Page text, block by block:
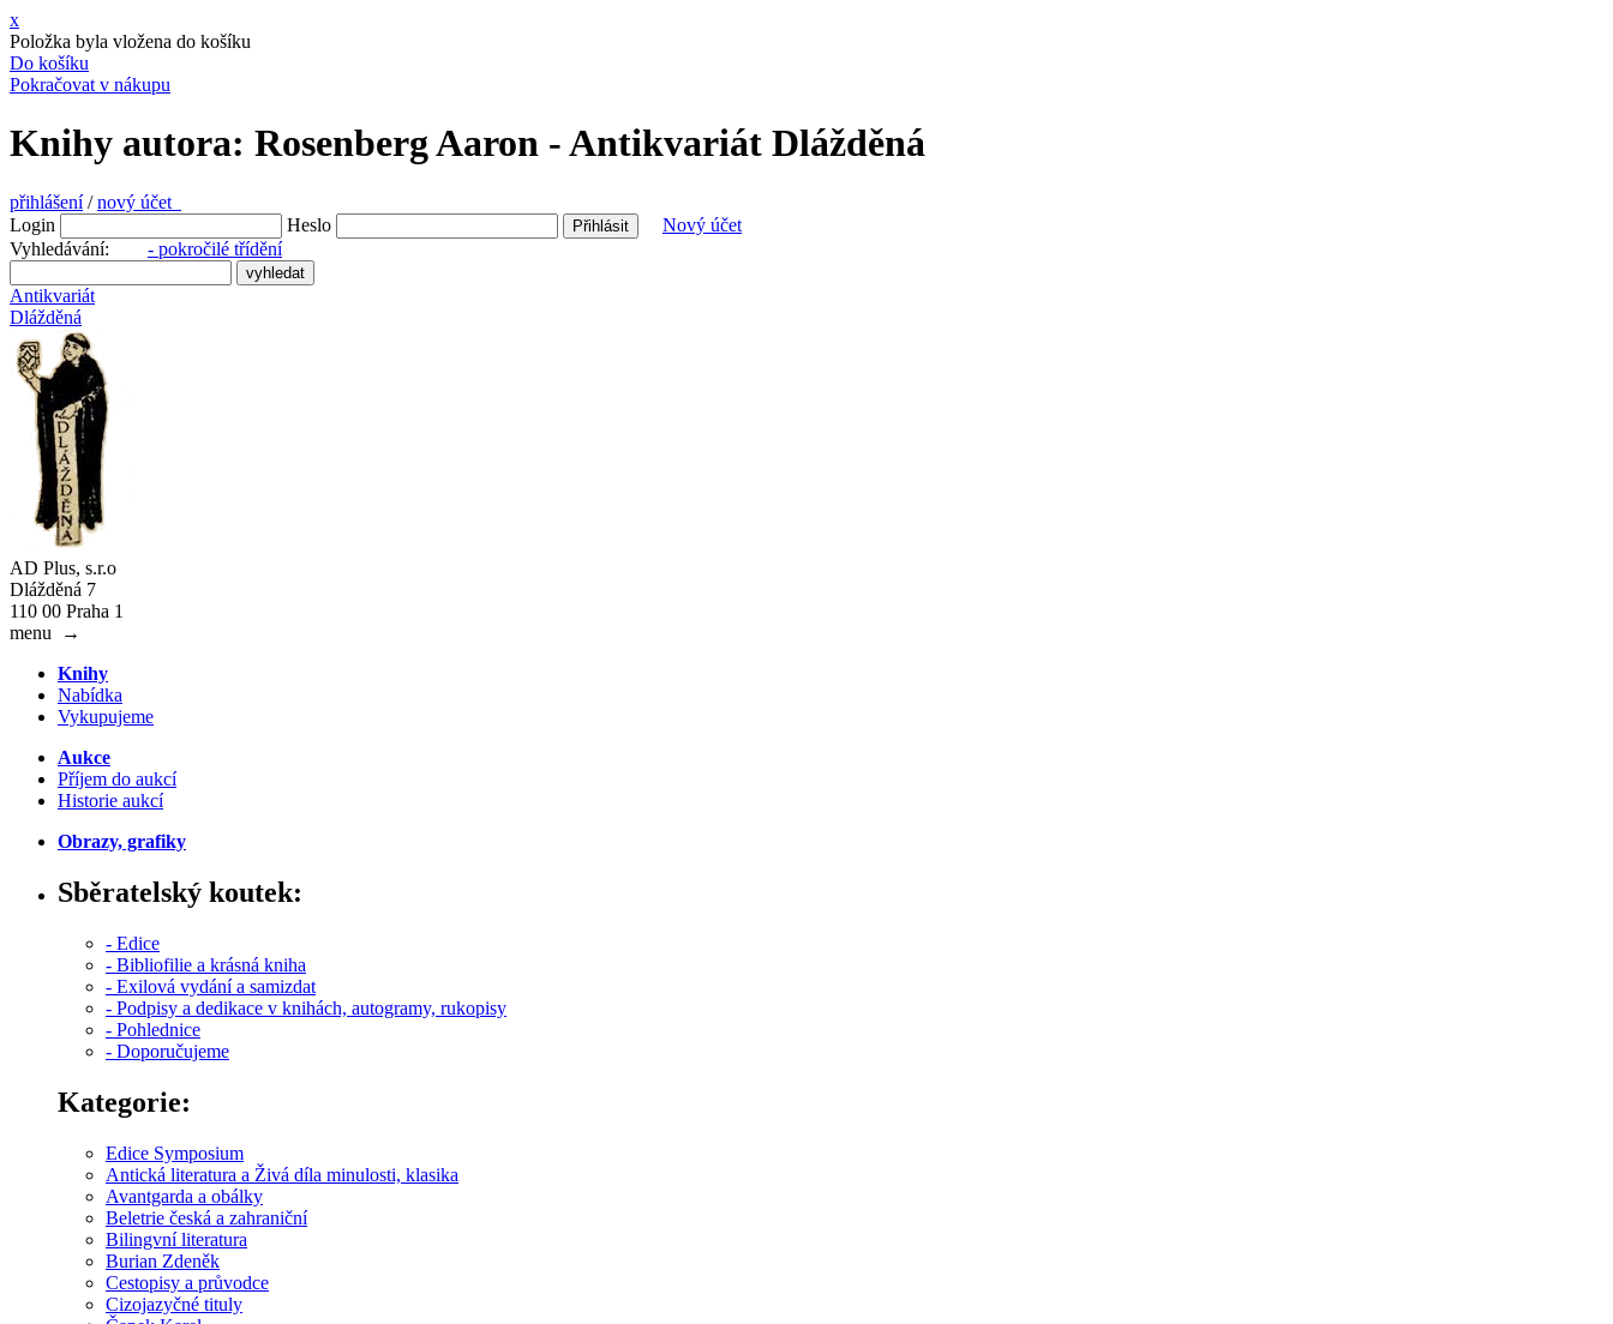
x
Položka byla vložena do košíku
Do košíku
Pokračovat v nákupu
Knihy autora: Rosenberg Aaron - Antikvariát Dlážděná
přihlášení/nový účet
Login
Heslo
Nový účet
Vyhledávání: - pokročilé třídění
Antikvariát
Dlážděná
AD Plus, s.r.o
Dlážděná 7
110 00 Praha 1
menu
→
Knihy
Nabídka
Vykupujeme
Aukce
Příjem do aukcí
Historie aukcí
Obrazy, grafiky
Sběratelský koutek:
- Edice
- Bibliofilie a krásná kniha
- Exilová vydání a samizdat
- Podpisy a dedikace v knihách, autogramy, rukopisy
- Pohlednice
- Doporučujeme
Kategorie:
Edice Symposium
Antická literatura a Živá díla minulosti, klasika
Avantgarda a obálky
Beletrie česká a zahraniční
Bilingvní literatura
Burian Zdeněk
Cestopisy a průvodce
Cizojazyčné tituly